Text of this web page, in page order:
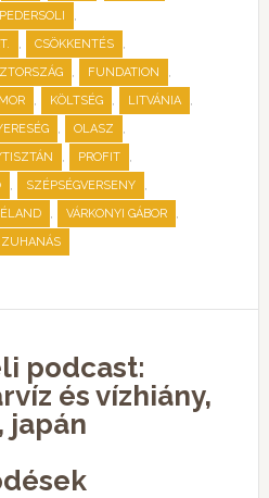
,
, CSÖKKENTÉS ,
, FUNDATION ,
, KÖLTSÉG , LITVÁNIA ,
, OLASZ ,
, PROFIT ,
, SZÉPSÉGVERSENY ,
, VÁRKONYI GÁBOR ,
ZUHANÁS
podcast:
és vízhiány,
japán